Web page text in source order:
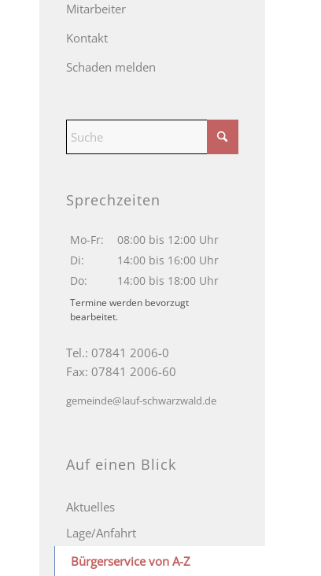
Mitarbeiter
Kontakt
Schaden melden
Sprechzeiten
Mo-Fr:
08:00 bis 12:00 Uhr
Di:
14:00 bis 16:00 Uhr
Do:
14:00 bis 18:00 Uhr
Termine werden bevorzugt
bearbeitet.
Tel.: 07841 2006-0
Fax: 07841 2006-60
gemeinde@lauf-schwarzwald.de
Auf einen Blick
Aktuelles
Lage/Anfahrt
Bürgerservice von A-Z